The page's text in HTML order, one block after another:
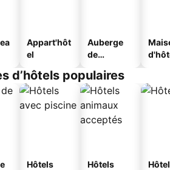
Appart'hôt
el
Auberge
de
d’hôtels populaires
Hôtels
Hôtels